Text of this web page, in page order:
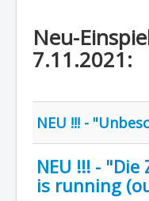
Neu-
7.11.2021:
NEU !!! -
NEU !!! -
is running